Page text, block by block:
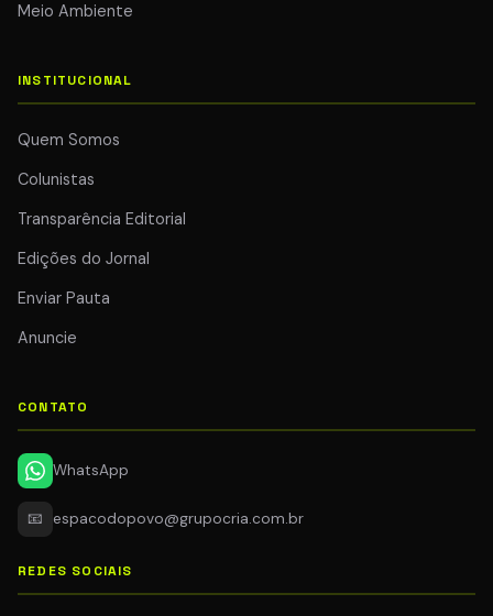
Meio Ambiente
INSTITUCIONAL
Quem Somos
Colunistas
Transparência Editorial
Edições do Jornal
Enviar Pauta
Anuncie
CONTATO
WhatsApp
📧 espacodopovo@grupocria.com.br
REDES SOCIAIS